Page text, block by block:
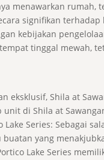
menawarkan rumah,
signifikan
kebijakan
tinggal mewah,
Shila at
di Shila at
Series: Sebagai
yang
Lake Series